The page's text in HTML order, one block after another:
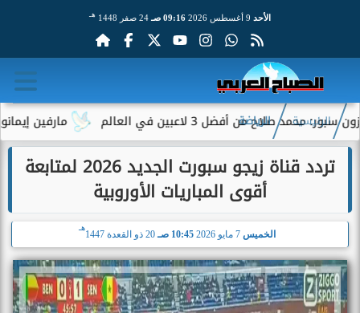
الأحد 09:16 صـ 24 صفر 1448 هـ
مارفين إيمانويل.. من أفضل 3 لاعبين في العالم
الرئيسية الرياضة
تردد قناة زيجو سبورت الجديد 2026 لمتابعة
أقوى المباريات الأوروبية
الخميس 7 مايو 2026 10:45 صـ 20 ذو القعدة 1447
هـ